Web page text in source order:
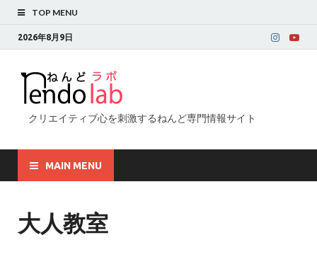
TOP MENU
2026年8月9日
クリエイティブ心を刺激するねんど専門情報サイト
MAIN MENU
大人教室